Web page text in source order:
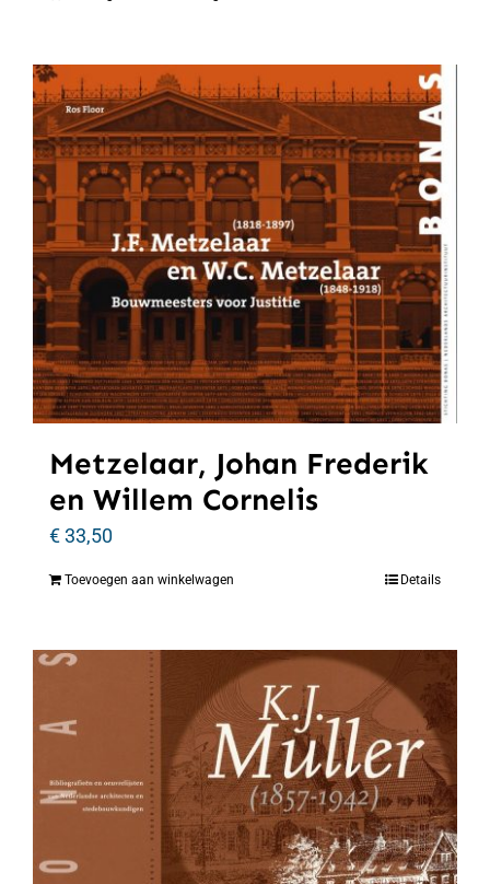
Metzelaar, Johan Frederik
en Willem Cornelis
€33,50
Toevoegen aan winkelwagen Details